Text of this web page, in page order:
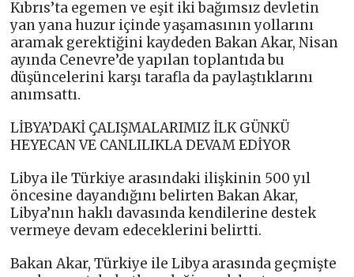
Kıbrıs’ta egemen ve eşit iki bağımsız devletin
yan yana huzur içinde yaşamasının yollarını
aramak gerektiğini kaydeden Bakan Akar, Nisan
ayında Cenevre’de yapılan toplantıda bu
düşüncelerini karşı tarafla da paylaştıklarını
anımsattı.
LİBYA’DAKİ ÇALIŞMALARIMIZ İLK GÜNKÜ
HEYECAN VE CANLILIKLA DEVAM EDİYOR
Libya ile Türkiye arasındaki ilişkinin 500 yıl
öncesine dayandığını belirten Bakan Akar,
Libya’nın haklı davasında kendilerine destek
vermeye devam edeceklerini belirtti.
Bakan Akar, Türkiye ile Libya arasında geçmişte